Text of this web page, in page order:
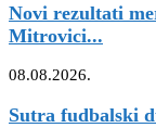
Novi rezultati
Mitrovici...
08.08.2026.
Sutra fudbalski